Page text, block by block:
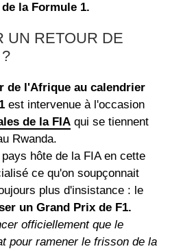
la Formule 1.
UN RETOUR DE
de l'Afrique au calendrier
est intervenue à l'occasion
de la FIA qui se tiennent
Rwanda.
hôte de la FIA en cette
ce qu'on soupçonnait
plus d'insistance : le
un Grand Prix de F1.
officiellement que le
pour ramener le frisson de la